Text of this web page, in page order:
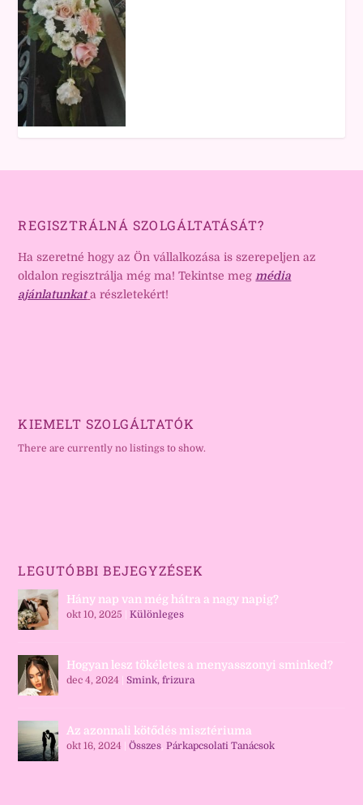
REGISZTRÁLNÁ SZOLGÁLTATÁSÁT?
Ha szeretné hogy az Ön vállalkozása is szerepeljen az
oldalon regisztrálja még ma! Tekintse meg média
ajánlatunkat a részletekért!
KIEMELT SZOLGÁLTATÓK
There are currently no listings to show.
LEGUTÓBBI BEJEGYZÉSEK
Hány nap van még hátra a nagy napig?
okt 10, 2025 |Különleges
Hogyan lesz tökéletes a menyasszonyi sminked?
dec 4, 2024 |Smink, frizura
Az azonnali kötődés misztériuma
okt 16, 2024 |Összes ,Párkapcsolati Tanácsok